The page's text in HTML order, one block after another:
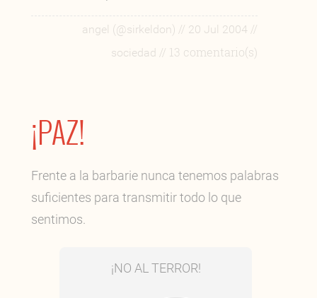
angel (@sirkeldon) // 20 Jul 2004 //
sociedad // 13 comentario(s)
¡PAZ!
Frente a la barbarie nunca tenemos palabras
suficientes para transmitir todo lo que
sentimos.
¡NO AL TERROR!